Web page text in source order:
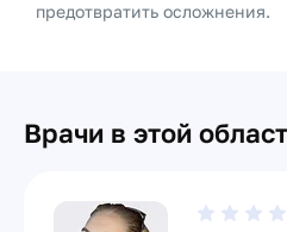
предотвратить осложнения.
Врачи в этой